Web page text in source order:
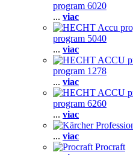
program 6020
... viac
program 5040
... viac
program 1278
... viac
program 6260
... viac
... viac
Procraft